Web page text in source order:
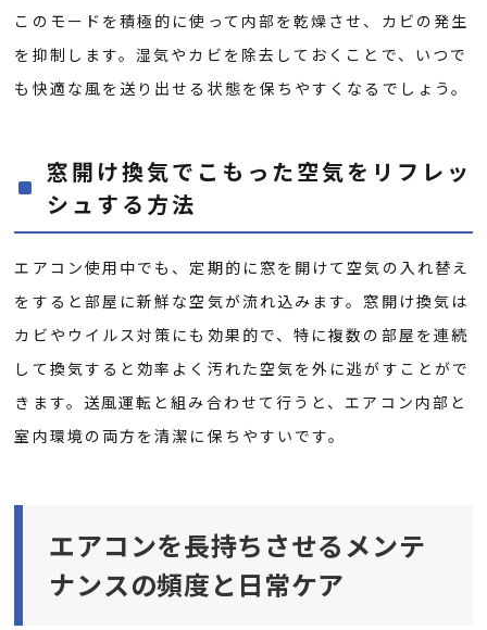
このモードを積極的に使って内部を乾燥させ、カビの発生
を抑制します。湿気やカビを除去しておくことで、いつで
も快適な風を送り出せる状態を保ちやすくなるでしょう。
窓開け換気でこもった空気をリフレッ
シュする方法
エアコン使用中でも、定期的に窓を開けて空気の入れ替え
をすると部屋に新鮮な空気が流れ込みます。窓開け換気は
カビやウイルス対策にも効果的で、特に複数の部屋を連続
して換気すると効率よく汚れた空気を外に逃がすことがで
きます。送風運転と組み合わせて行うと、エアコン内部と
室内環境の両方を清潔に保ちやすいです。
エアコンを長持ちさせるメンテ
ナンスの頻度と日常ケア